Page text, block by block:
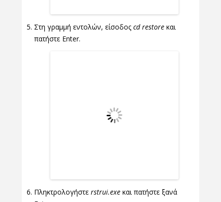
Στη γραμμή εντολών, είσοδος cd restore και
πατήστε Enter.
Πληκτρολογήστε rstrui.exe και πατήστε ξανά